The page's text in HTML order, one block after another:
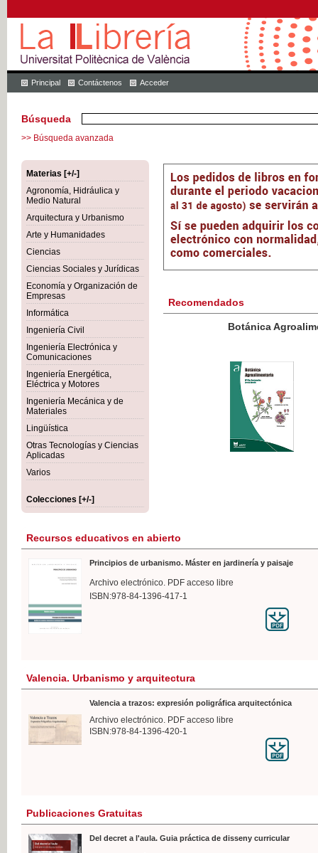
Principal Contáctenos Acceder
Búsqueda
>> Búsqueda avanzada
Materias [+/-]
Agronomía, Hidráulica y
Medio Natural
Arquitectura y Urbanismo
Arte y Humanidades
Ciencias
Ciencias Sociales y Jurídicas
Economía y Organización de
Empresas
Informática
Ingeniería Civil
Ingeniería Electrónica y
Comunicaciones
Ingeniería Energética,
Eléctrica y Motores
Ingeniería Mecánica y de
Materiales
Lingüística
Otras Tecnologías y Ciencias
Aplicadas
Varios
Colecciones [+/-]
Recomendados
Botánica Agroalimentaria
Recursos educativos en abierto
Principios de urbanismo. Máster en jardinería y paisaje
Archivo electrónico. PDF acceso libre
ISBN:978-84-1396-417-1
Valencia. Urbanismo y arquitectura
Valencia a trazos: expresión poligráfica arquitectónica
Archivo electrónico. PDF acceso libre
ISBN:978-84-1396-420-1
Publicaciones Gratuitas
Del decret a l'aula. Guia práctica de disseny curricular